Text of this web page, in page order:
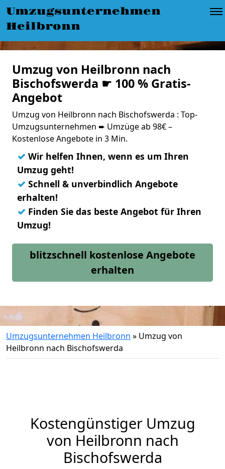
Umzugsunternehmen
Heilbronn
Umzug von Heilbronn nach
Bischofswerda ☛ 100 % Gratis-
Angebot
Umzug von Heilbronn nach Bischofswerda : Top-
Umzugsunternehmen ➨ Umzüge ab 98€ –
Kostenlose Angebote in 3 Min.
✓ Wir helfen Ihnen, wenn es um Ihren
Umzug geht!
✓ Schnell & unverbindlich Angebote
erhalten!
✓ Finden Sie das beste Angebot für Ihren
Umzug!
blitzschnell kostenlose Angebote
erhalten
Umzugsunternehmen Heilbronn » Umzug von
Heilbronn nach Bischofswerda
Kostengünstiger Umzug
von Heilbronn nach
Bischofswerda